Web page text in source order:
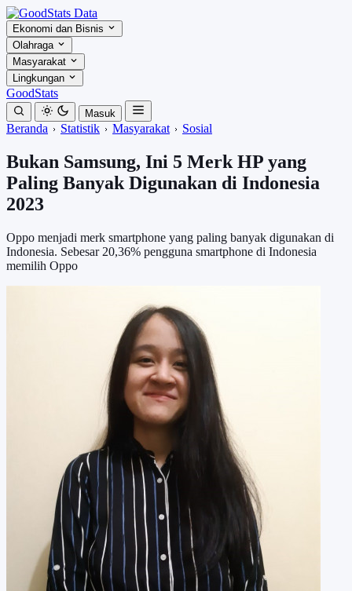
Ekonomi dan Bisnis
Olahraga
Masyarakat
Lingkungan
GoodStats
Masuk
Beranda Statistik Masyarakat Sosial
Bukan Samsung, Ini 5 Merk HP yang
Paling Banyak Digunakan di Indonesia
2023
Oppo menjadi merk smartphone yang paling banyak digunakan di
Indonesia. Sebesar 20,36% pengguna smartphone di Indonesia
memilih Oppo